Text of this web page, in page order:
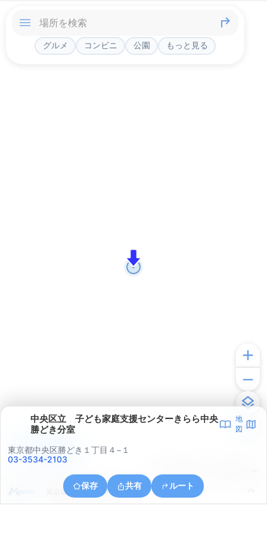
グルメ コンビニ 公園 もっと見る
中央区立 子ども家庭支援センターきらら中央
勝どき分室
地
図
東京都中央区勝どき１丁目４−１
03-3534-2103
保存 共有 ルート
東京都江東区有明３丁目７
アプリで見る